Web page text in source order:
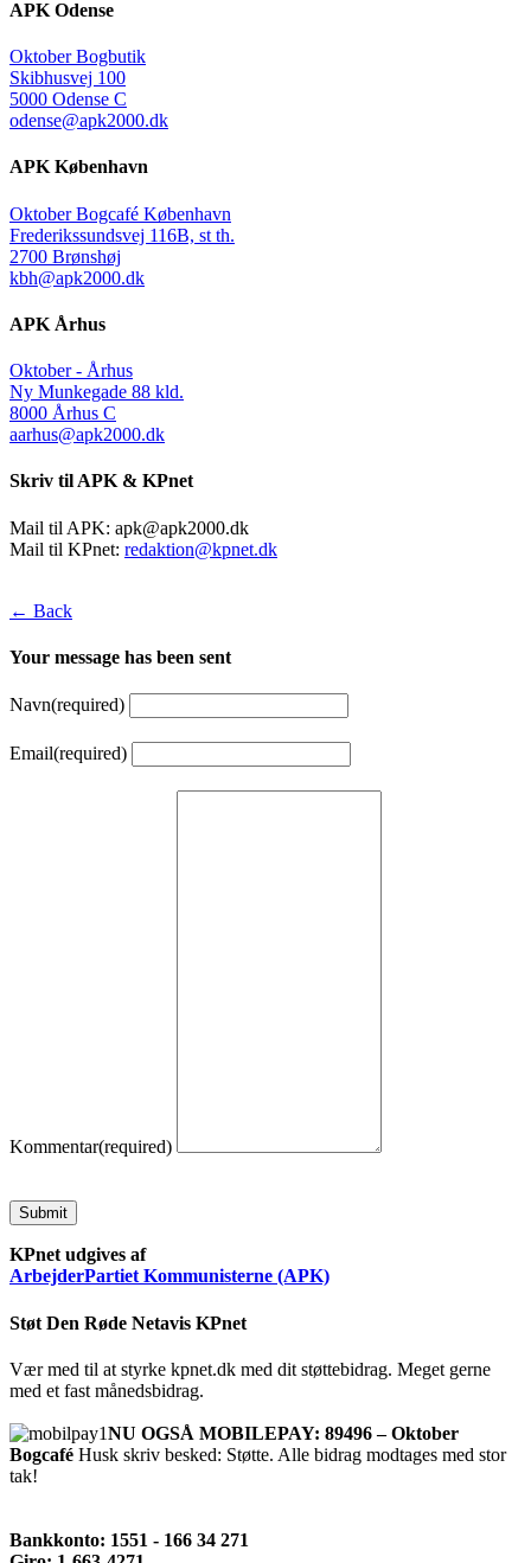
APK Odense
Oktober Bogbutik
Skibhusvej 100
5000 Odense C
odense@apk2000.dk
APK København
Oktober Bogcafé København
Frederikssundsvej 116B, st th.
2700 Brønshøj
kbh@apk2000.dk
APK Århus
Oktober - Århus
Ny Munkegade 88 kld.
8000 Århus C
aarhus@apk2000.dk
Skriv til APK & KPnet
Mail til APK: apk@apk2000.dk
Mail til KPnet: redaktion@kpnet.dk
← Back
Your message has been sent
Navn(required)
Email(required)
Kommentar(required)
Submit
KPnet udgives af
ArbejderPartiet Kommunisterne (APK)
Støt Den Røde Netavis KPnet
Vær med til at styrke kpnet.dk med dit støttebidrag. Meget gerne
med et fast månedsbidrag.
NU OGSÅ MOBILEPAY: 89496 – Oktober
Bogcafé Husk skriv besked: Støtte. Alle bidrag modtages med stor
tak!
Bankkonto: 1551 - 166 34 271